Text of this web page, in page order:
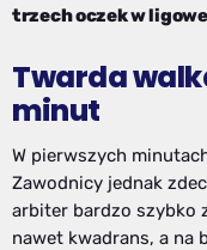
trzech oczek w
Twarda
minut
W pierwszych
Zawodnicy jednak
arbiter bardzo szybko
nawet kwadrans, a na